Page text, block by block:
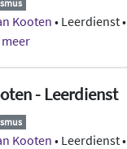
Kooten • Leerdienst •
meer
- Leerdienst
Kooten • Leerdienst •